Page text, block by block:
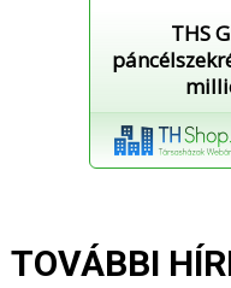
THS
TOVÁBBI